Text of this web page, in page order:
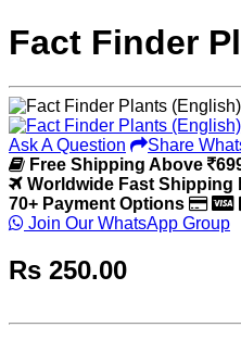
Fact Finder
Ask A Question
Share
Free Shipping Above
Worldwide Fast Shipping
70+ Payment Options
Join Our WhatsApp Group
Rs 250.00